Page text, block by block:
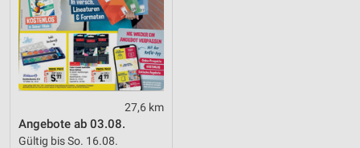
27,6 km
Angebote ab 03.08.
Gültig bis So. 16.08.